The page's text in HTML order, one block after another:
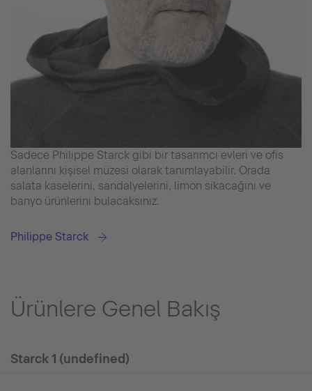
Sadece Philippe Starck gibi bir tasarımcı evleri ve ofis
alanlarını kişisel müzesi olarak tanımlayabilir. Orada
salata kaselerini, sandalyelerini, limon sıkacağını ve
banyo ürünlerini bulacaksınız.
Philippe Starck
Ürünlere Genel Bakış
Starck 1 (undefined)